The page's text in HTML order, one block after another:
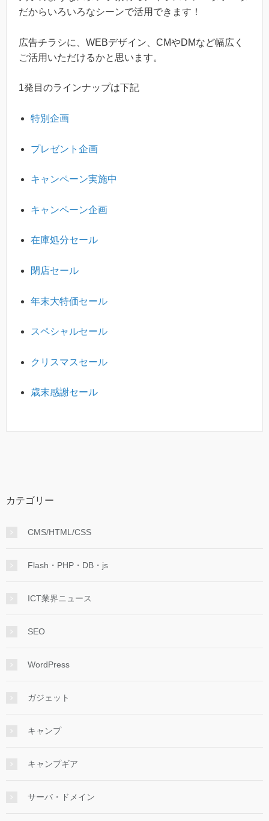
だからいろいろなシーンで活用できます！
広告チラシに、WEBデザイン、CMやDMなど幅広く
ご活用いただけるかと思います。
1発目のラインナップは下記
特別企画
プレゼント企画
キャンペーン実施中
キャンペーン企画
在庫処分セール
閉店セール
年末大特価セール
スペシャルセール
クリスマスセール
歳末感謝セール
カテゴリー
CMS/HTML/CSS
Flash・PHP・DB・js
ICT業界ニュース
SEO
WordPress
ガジェット
キャンプ
キャンプギア
サーバ・ドメイン